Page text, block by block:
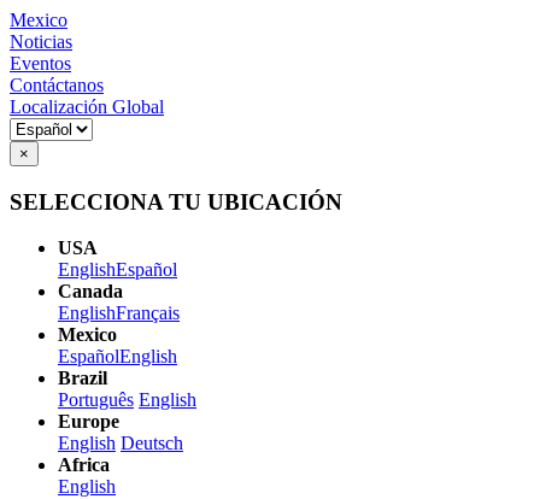
Mexico
Noticias
Eventos
Contáctanos
Localización Global
×
SELECCIONA TU UBICACIÓN
USA
EnglishEspañol
Canada
EnglishFrançais
Mexico
EspañolEnglish
Brazil
Português English
Europe
English Deutsch
Africa
English